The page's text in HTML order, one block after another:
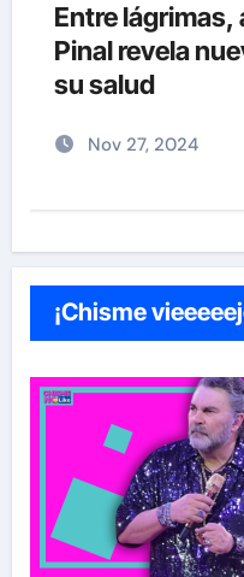
Entre lágrimas,
Pinal revela
su salud
Nov 27, 2024
¡Chisme